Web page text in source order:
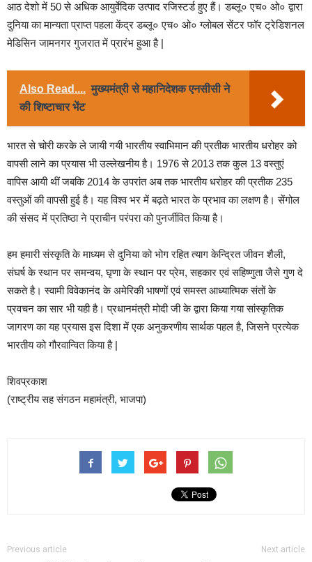
आठ देशो में 50 से अधिक आयुर्वेदिक उत्पाद रजिस्टर्ड हुए हैं। डब्लू० एच० ओ० द्वारा
दुनिया का मान्यता प्राप्त पहला केंद्र डब्लू० एच० ओ० ग्लोबल सेंटर फॉर ट्रेडिशनल
मेडिसिन जामनगर गुजरात में प्रारंभ हुआ है |
Also Read.... मुख्यमंत्री से महानिदेशक एनसीसी ने
की शिष्टाचार भेंट
भारत से चोरी करके ले जायी गयी भारतीय स्वाभिमान की प्रतीक भारतीय धरोहर को
वापसी लाने का प्रयास भी उल्लेखनीय है। 1976 से 2013 तक कुल 13 वस्तुएं
वापिस आयी थीं जबकि 2014 के उपरांत अब तक भारतीय धरोहर की प्रतीक 235
वस्तुओं की वापसी हुई है। यह विश्व भर में बढ़ते भारत के प्रभाव का लक्षण है। सेंगोल
की संसद में प्रतिष्ठा ने प्राचीन परंपरा को पुनर्जीवित किया है।
हम हमारी संस्कृति के माध्यम से दुनिया को भोग रहित त्याग केन्द्रित जीवन शैली,
संघर्ष के स्थान पर समन्वय, घृणा के स्थान पर प्रेम, सहकार एवं सहिष्णुता जैसे गुण दे
सकते है। स्वामी विवेकानंद के अमेरिकी भाषणों एवं समस्त आध्यात्मिक संतों के
प्रवचन का सार भी यही है। प्रधानमंत्री मोदी जी के द्वारा किया गया सांस्कृतिक
जागरण का यह प्रयास इस दिशा में एक अनुकरणीय सार्थक पहल है, जिसने प्रत्येक
भारतीय को गौरवान्वित किया है |
शिवप्रकाश
(राष्ट्रीय सह संगठन महामंत्री, भाजपा)
Previous article Next article